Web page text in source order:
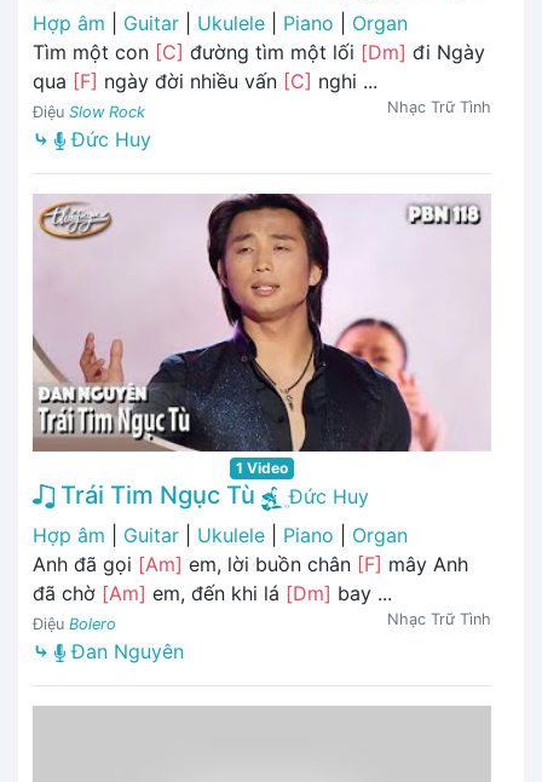
Hợp âm
Guitar Ukulele Piano
Organ
Tìm một con [C] đường tìm một lối [Dm] đi Ngày
qua [F] ngày đời nhiều vấn [C] nghi ...
Điệu Slow Rock Nhạc Trữ Tình
⤷ Đức Huy
1 Video
Trái Tim Ngục Tù
Đức Huy
Hợp âm
Guitar Ukulele Piano
Organ
Anh đã gọi [Am] em, lời buồn chân [F] mây Anh
đã chờ [Am] em, đến khi lá [Dm] bay ...
Điệu Bolero Nhạc Trữ Tình
⤷ Đan Nguyên